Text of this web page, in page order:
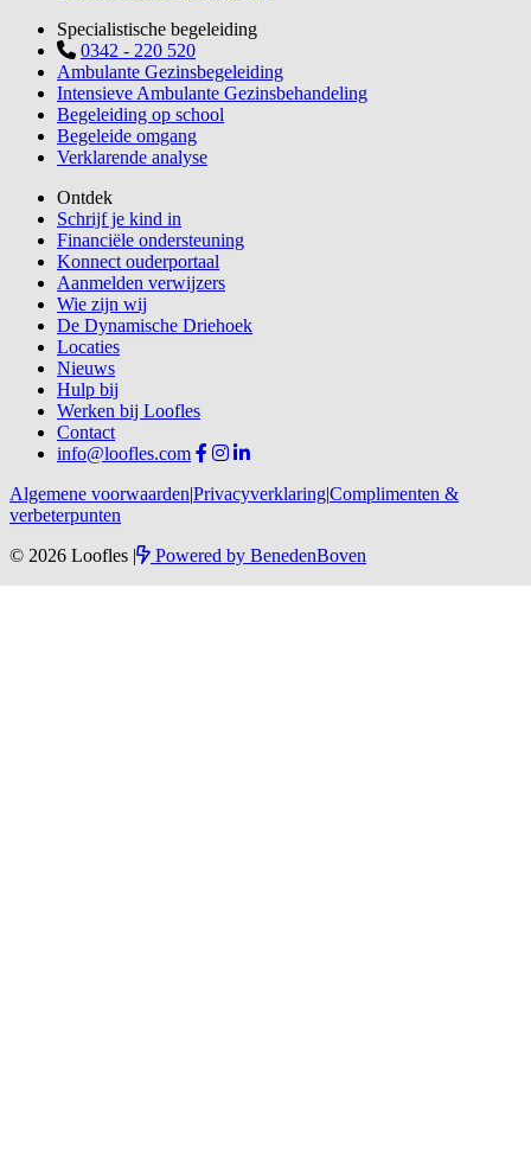
Specialistische begeleiding
0342 - 220 520
Ambulante Gezinsbegeleiding
Intensieve Ambulante Gezinsbehandeling
Begeleiding op school
Begeleide omgang
Verklarende analyse
Ontdek
Schrijf je kind in
Financiële ondersteuning
Konnect ouderportaal
Aanmelden verwijzers
Wie zijn wij
De Dynamische Driehoek
Locaties
Nieuws
Hulp bij
Werken bij Loofles
Contact
info@loofles.com
Algemene voorwaarden|Privacyverklaring|Complimenten &
verbeterpunten
© 2026 Loofles | Powered by BenedenBoven